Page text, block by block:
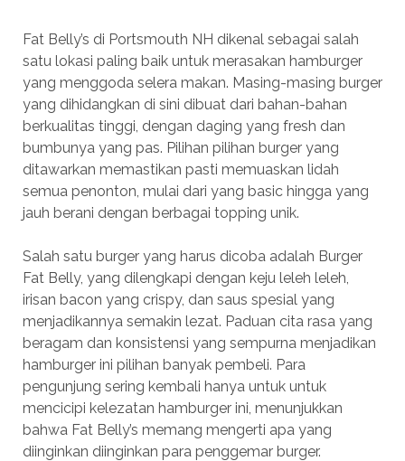
Fat Belly’s di Portsmouth NH dikenal sebagai salah
satu lokasi paling baik untuk merasakan hamburger
yang menggoda selera makan. Masing-masing burger
yang dihidangkan di sini dibuat dari bahan-bahan
berkualitas tinggi, dengan daging yang fresh dan
bumbunya yang pas. Pilihan pilihan burger yang
ditawarkan memastikan pasti memuaskan lidah
semua penonton, mulai dari yang basic hingga yang
jauh berani dengan berbagai topping unik.
Salah satu burger yang harus dicoba adalah Burger
Fat Belly, yang dilengkapi dengan keju leleh leleh,
irisan bacon yang crispy, dan saus spesial yang
menjadikannya semakin lezat. Paduan cita rasa yang
beragam dan konsistensi yang sempurna menjadikan
hamburger ini pilihan banyak pembeli. Para
pengunjung sering kembali hanya untuk untuk
mencicipi kelezatan hamburger ini, menunjukkan
bahwa Fat Belly’s memang mengerti apa yang
diinginkan diinginkan para penggemar burger.